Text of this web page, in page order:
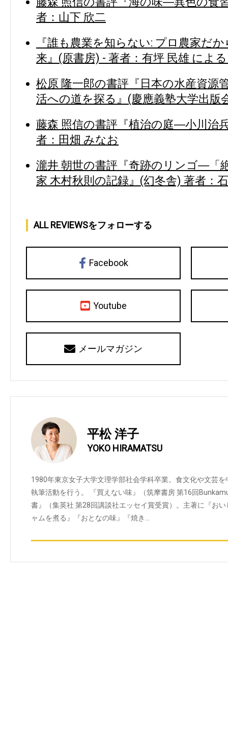
者：山下 欣二
『誰も農業を知らない: プロ農家だ
来』(原書房) - 著者：有坪 民雄 によ
松原 隆一郎の書評『日本の水産資源
活への道を探る』(慶應義塾大学出版
藤森 照信の書評『植治の庭―小川治
者：田畑 みなお
瀧井 朝世の書評『奇跡のリンゴ―「
家 木村秋則の記録』(幻冬舎) 著者：
ALL REVIEWSをフォローする
Facebook
Youtube
メールマガジン
平松 洋子
YOKO HIRAMATSU
1980年東京女子大学文理学部社会学科卒業。食文化や文芸
執筆活動を行う。 『買えない味』（筑摩書房 第16回
書』（集英社 第28回講談社エッセイ賞受賞）。主著に『お
ャムを煮る』『おとなの味』『焼き…